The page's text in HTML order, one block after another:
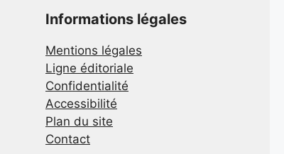
Informations légales
Mentions légales
Ligne éditoriale
Confidentialité
Accessibilité
Plan du site
Contact